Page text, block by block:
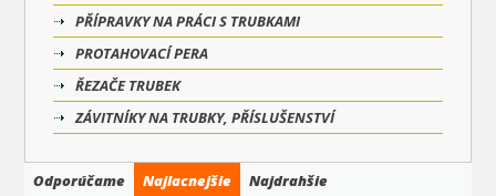
PŘÍPRAVKY NA PRÁCI S TRUBKAMI
PROTAHOVACÍ PERA
ŘEZAČE TRUBEK
ZÁVITNÍKY NA TRUBKY, PŘÍSLUŠENSTVÍ
Odporúčame Najlacnejšie Najdrahšie